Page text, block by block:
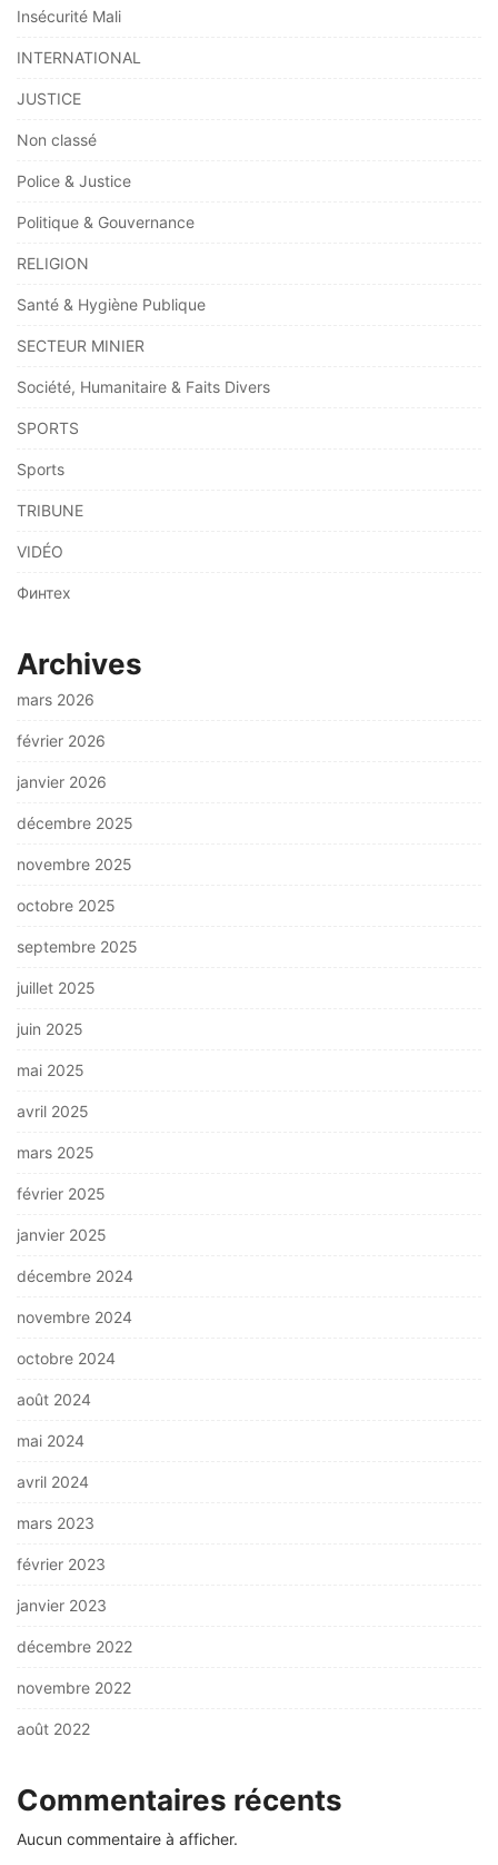
Insécurité Mali
INTERNATIONAL
JUSTICE
Non classé
Police & Justice
Politique & Gouvernance
RELIGION
Santé & Hygiène Publique
SECTEUR MINIER
Société, Humanitaire & Faits Divers
SPORTS
Sports
TRIBUNE
VIDÉO
Финтех
Archives
mars 2026
février 2026
janvier 2026
décembre 2025
novembre 2025
octobre 2025
septembre 2025
juillet 2025
juin 2025
mai 2025
avril 2025
mars 2025
février 2025
janvier 2025
décembre 2024
novembre 2024
octobre 2024
août 2024
mai 2024
avril 2024
mars 2023
février 2023
janvier 2023
décembre 2022
novembre 2022
août 2022
Commentaires récents
Aucun commentaire à afficher.